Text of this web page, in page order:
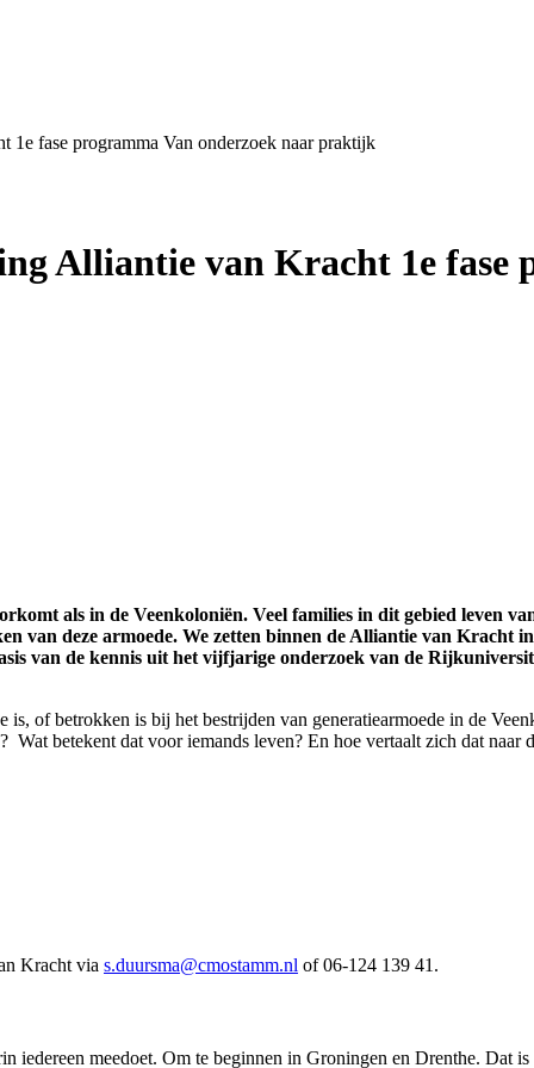
fase programma Van onderzoek naar praktijk
Alliantie van Kracht 1e fase
als in de Veenkoloniën. Veel families in dit gebied leven
van deze armoede. We zetten binnen de Alliantie van Kracht
van de kennis uit het vijfjarige onderzoek van de
of betrokken is bij het bestrijden van generatiearmoede in de
Wat betekent dat voor iemands leven? En hoe vertaalt zich dat
Kracht via s.duursma@cmostamm.nl of 06-124 139 41.
iedereen meedoet. Om te beginnen in Groningen en Drenthe. Dat